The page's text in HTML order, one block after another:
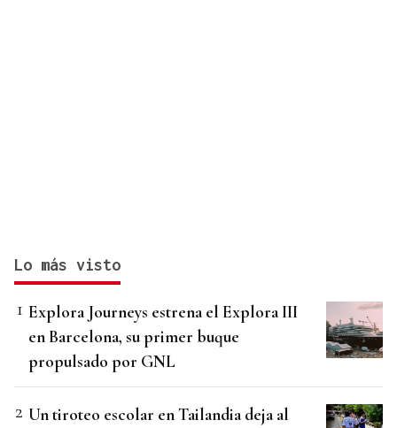
Lo más visto
Explora Journeys estrena el Explora III
en Barcelona, su primer buque
propulsado por GNL
Un tiroteo escolar en Tailandia deja al